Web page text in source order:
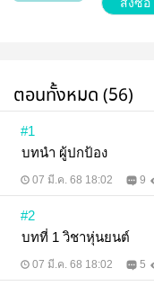
ตอนทั้งหมด (56)
#1
บทนำ ผู้ปกป้อง
07 มี.ค. 68 18:02 9
#2
บทที่ 1 วิชาหุ่นยนต์
07 มี.ค. 68 18:02 5